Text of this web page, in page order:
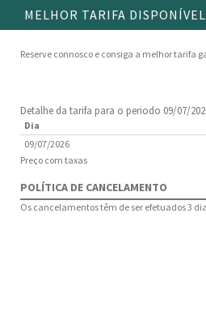
MELHOR TARIFA
Reserve connosco e consiga a melhor tarifa
Detalhe da tarifa para o periodo 09/07/
Dia
09/07/2026
Preço com taxas
POLÍTICA DE CANCELAMENTO
Os cancelamentos têm de ser efetuados 3